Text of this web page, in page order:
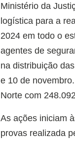
Ministério da
logística para a
2024 em todo o
agentes de
na distribuição
e 10 de
Norte com
As ações iniciam
provas realizada